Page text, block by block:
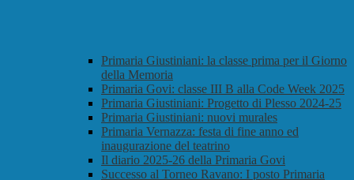
Primaria Giustiniani: la classe prima per il Giorno
della Memoria
Primaria Govi: classe III B alla Code Week 2025
Primaria Giustiniani: Progetto di Plesso 2024-25
Primaria Giustiniani: nuovi murales
Primaria Vernazza: festa di fine anno ed
inaugurazione del teatrino
Il diario 2025-26 della Primaria Govi
Successo al Torneo Ravano: I posto Primaria